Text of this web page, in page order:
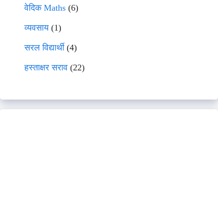
वेदिक Maths (6)
व्यवसाय(1)
सरल विद्यार्थी(4)
हस्ताक्षर सराव (22)